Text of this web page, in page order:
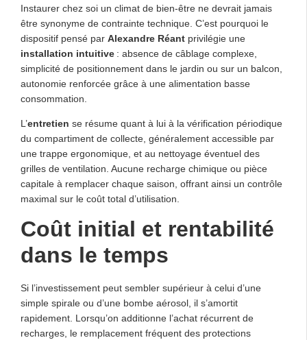
Instaurer chez soi un climat de bien-être ne devrait jamais
être synonyme de contrainte technique. C’est pourquoi le
dispositif pensé par Alexandre Réant privilégie une
installation intuitive : absence de câblage complexe,
simplicité de positionnement dans le jardin ou sur un balcon,
autonomie renforcée grâce à une alimentation basse
consommation.
L’entretien se résume quant à lui à la vérification périodique
du compartiment de collecte, généralement accessible par
une trappe ergonomique, et au nettoyage éventuel des
grilles de ventilation. Aucune recharge chimique ou pièce
capitale à remplacer chaque saison, offrant ainsi un contrôle
maximal sur le coût total d’utilisation.
Coût initial et rentabilité
dans le temps
Si l’investissement peut sembler supérieur à celui d’une
simple spirale ou d’une bombe aérosol, il s’amortit
rapidement. Lorsqu’on additionne l’achat récurrent de
recharges, le remplacement fréquent des protections